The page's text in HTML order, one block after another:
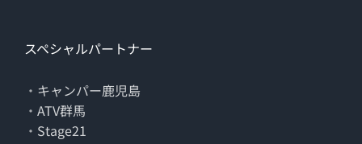
スペシャルパートナー
・ キャンパー鹿児島
・ ATV群馬
・ Stage21